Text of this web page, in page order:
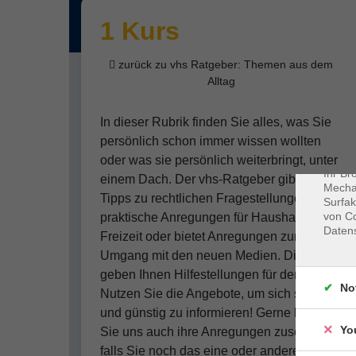
1 Kurs
zurück zu vhs Ratgeber: Themen aus dem
Alltag
In dieser Rubrik finden Sie alles, was Sie
persönlich schon immer wissen wollten
oder was sie persönlich weiterbringt, unter
einem Dach. Der vhs-Ratgeber gibt Ihnen
Tipps zu rechtlichen Fragestellungen,
praktische Anregungen für Haushalt und
Freizeit oder bietet Anregungen zum
Umgang mit den neuen Medien. Die Kurse
geben Ihnen Hilfestellungen für den Alltag.
Nutzen Sie die Angebote, um sich schnell
und günstig zu informieren! Gerne können
Sie uns auch ihre Anregungen zusenden,
falls Sie noch das eine oder andere
Ihr
von